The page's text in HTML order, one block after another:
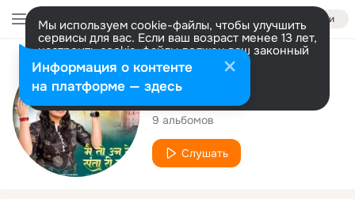
Войти
Мы используем cookie-файлы, чтобы улучшить
сервисы для вас. Если ваш возраст менее 13 лет,
настроить cookie-файлы должен ваш законный
представитель. Больше информации
Разрешить все Настроить
Исполнитель
Kamu Choudhary
9 альбомов
Слушать
Информация о контенте
на платформе — здесь